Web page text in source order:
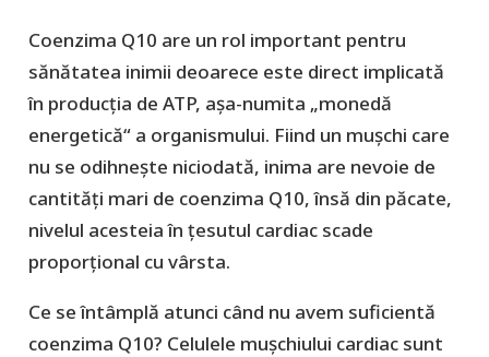
Coenzima Q10 are un rol important pentru
sănătatea inimii deoarece este direct implicată
în producția de ATP, așa-numita „monedă
energetică“ a organismului. Fiind un mușchi care
nu se odihnește niciodată, inima are nevoie de
cantități mari de coenzima Q10, însă din păcate,
nivelul acesteia în țesutul cardiac scade
proporțional cu vârsta.
Ce se întâmplă atunci când nu avem suficientă
coenzima Q10? Celulele mușchiului cardiac sunt